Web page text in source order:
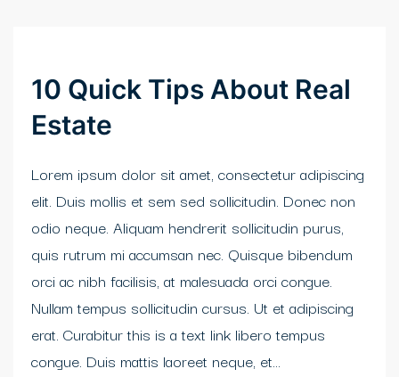
10 Quick Tips About Real
Estate
Lorem ipsum dolor sit amet, consectetur adipiscing
elit. Duis mollis et sem sed sollicitudin. Donec non
odio neque. Aliquam hendrerit sollicitudin purus,
quis rutrum mi accumsan nec. Quisque bibendum
orci ac nibh facilisis, at malesuada orci congue.
Nullam tempus sollicitudin cursus. Ut et adipiscing
erat. Curabitur this is a text link libero tempus
congue. Duis mattis laoreet neque, et...